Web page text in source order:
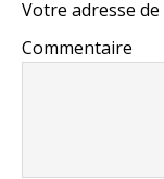
Votre adresse
Commentaire